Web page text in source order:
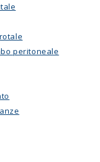
peritoneale